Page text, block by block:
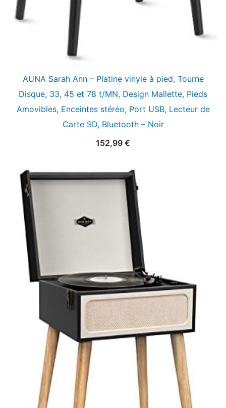
AUNA Sarah Ann – Platine vinyle à pied, Tourne
Disque, 33, 45 et 78 t/MN, Design Mallette, Pieds
Amovibles, Enceintes stéréo, Port USB, Lecteur de
Carte SD, Bluetooth – Noir
152,99 €